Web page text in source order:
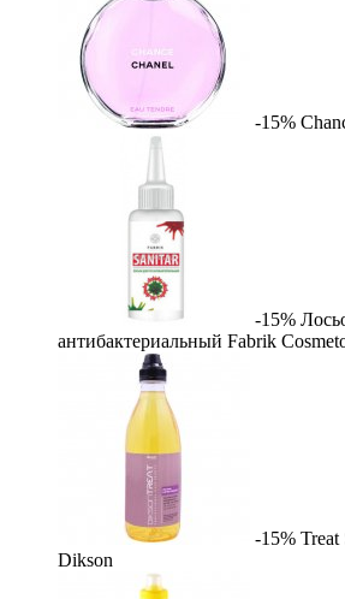
-15%
-15%
антибактериальный Fabrik
-15% Treat
Dikson